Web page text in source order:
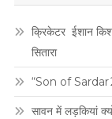
क्रिकेटर ईशान
सितारा
“Son of Sardar
सावन में लड़कियां